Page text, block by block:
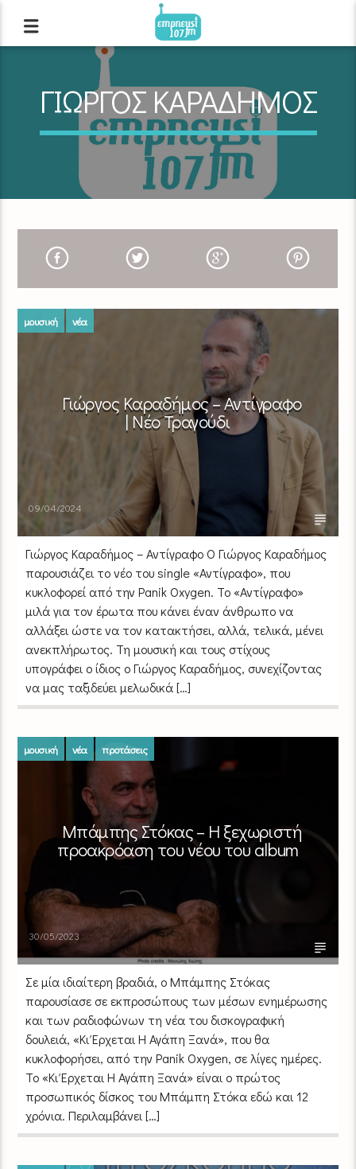
ΓΙΩΡΓΟΣ ΚΑΡΑΔΗΜΟΣ
μουσική νέα
Γιώργος Καραδήμος – Αντίγραφο
| Νέο Τραγούδι
09/04/2024
Γιώργος Καραδήμος – Αντίγραφο Ο Γιώργος Καραδήμος
παρουσιάζει το νέο του single «Αντίγραφο», που
κυκλοφορεί από την Panik Oxygen. Το «Αντίγραφο»
μιλά για τον έρωτα που κάνει έναν άνθρωπο να
αλλάξει ώστε να τον κατακτήσει, αλλά, τελικά, μένει
ανεκπλήρωτος. Τη μουσική και τους στίχους
υπογράφει ο ίδιος ο Γιώργος Καραδήμος, συνεχίζοντας
να μας ταξιδεύει μελωδικά […]
μουσική νέα προτάσεις
Μπάμπης Στόκας – Η ξεχωριστή
προακρόαση του νέου του album
30/05/2023
Σε μία ιδιαίτερη βραδιά, ο Μπάμπης Στόκας
παρουσίασε σε εκπροσώπους των μέσων ενημέρωσης
και των ραδιοφώνων τη νέα του δισκογραφική
δουλειά, «Κι Έρχεται Η Αγάπη Ξανά», που θα
κυκλοφορήσει, από την Panik Oxygen, σε λίγες ημέρες.
Το «Κι Έρχεται Η Αγάπη Ξανά» είναι ο πρώτος
προσωπικός δίσκος του Μπάμπη Στόκα εδώ και 12
χρόνια. Περιλαμβάνει […]